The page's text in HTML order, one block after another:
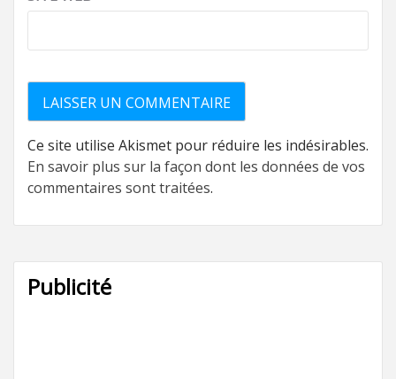
Ce site utilise Akismet pour réduire les indésirables.
En savoir plus sur la façon dont les données de vos
commentaires sont traitées.
Publicité